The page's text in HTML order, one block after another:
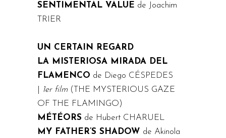
SENTIMENTAL VALUE de Joachim
TRIER
UN CERTAIN REGARD
LA MISTERIOSA MIRADA DEL
FLAMENCO de Diego CÉSPEDES
1er film (THE MYSTERIOUS GAZE
OF THE FLAMINGO)
MÉTÉORS de Hubert CHARUEL
MY FATHER’S SHADOW de Akinola